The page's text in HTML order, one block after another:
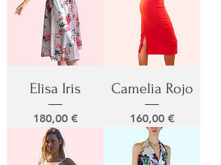
Elisa Iris
Prix
180,00 €
Camelia Rojo
Prix
160,00 €